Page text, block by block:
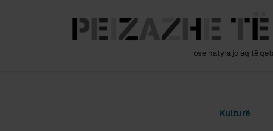
ose natyra jo aq të
Kulturë